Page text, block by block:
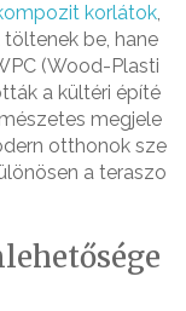
korlátok,
be, hane
(Wood-Plasti
a kültéri építé
megjele
otthonok sze
a teraszo